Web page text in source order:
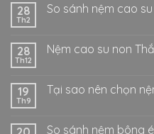
28
Th2
So sánh nệm cao
28
Th12
Nệm cao su non
19
Th9
Tại sao nên chọn
So sánh nệm bông